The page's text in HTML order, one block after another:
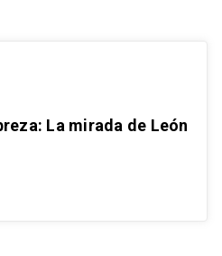
La mirada de León